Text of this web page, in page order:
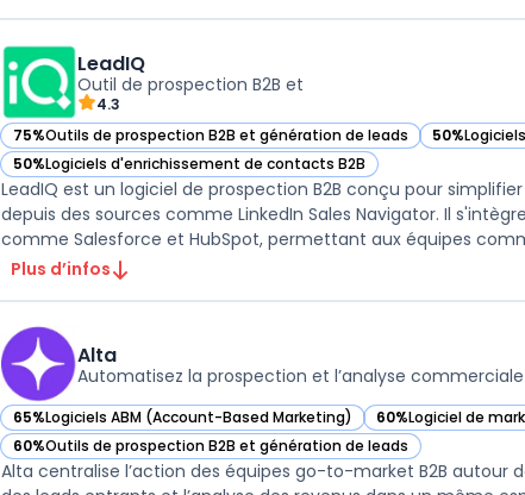
LeadIQ
Outil de prospection B2B et
4.3
75%Outils de prospection B2B et génération de leads
— voir LeadIQ dans cette catégorie 50%
— voir
50%Logiciels d'enrichissement de contacts B2B
— voir LeadIQ dans cette catégorie
LeadIQ est un logiciel de prospection B2B conçu pour
depuis des sources comme LinkedIn Sales Navigator. Il
Plus d’infos
Alta
Automatisez la prospection et l’analyse commerciale
65%Logiciels ABM (Account-Based Marketing)
— voir Alta dans cette catégorie 60%Logiciel de
— voir Alta dans
60%Outils de prospection B2B et génération de leads
— voir Alta dans cette catégorie
Alta centralise l’action des équipes go-to-market B2B autour